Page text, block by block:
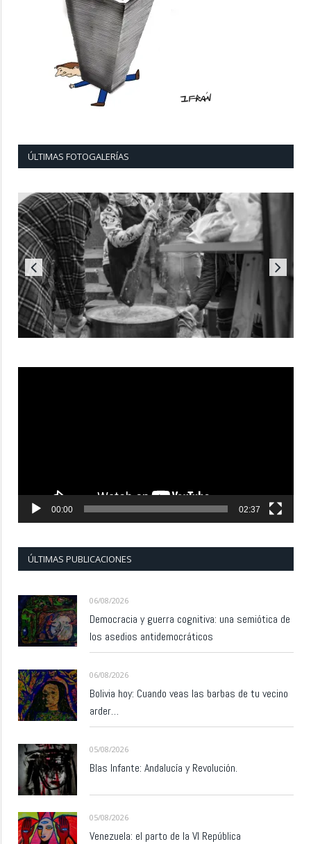
ÚLTIMAS FOTOGALERÍAS
00:00 02:37
ÚLTIMAS PUBLICACIONES
06/08/2026
Democracia y guerra cognitiva: una semiótica de
los asedios antidemocráticos
06/08/2026
Bolivia hoy: Cuando veas las barbas de tu vecino
arder…
05/08/2026
Blas Infante: Andalucía y Revolución.
05/08/2026
Venezuela: el parto de la VI República